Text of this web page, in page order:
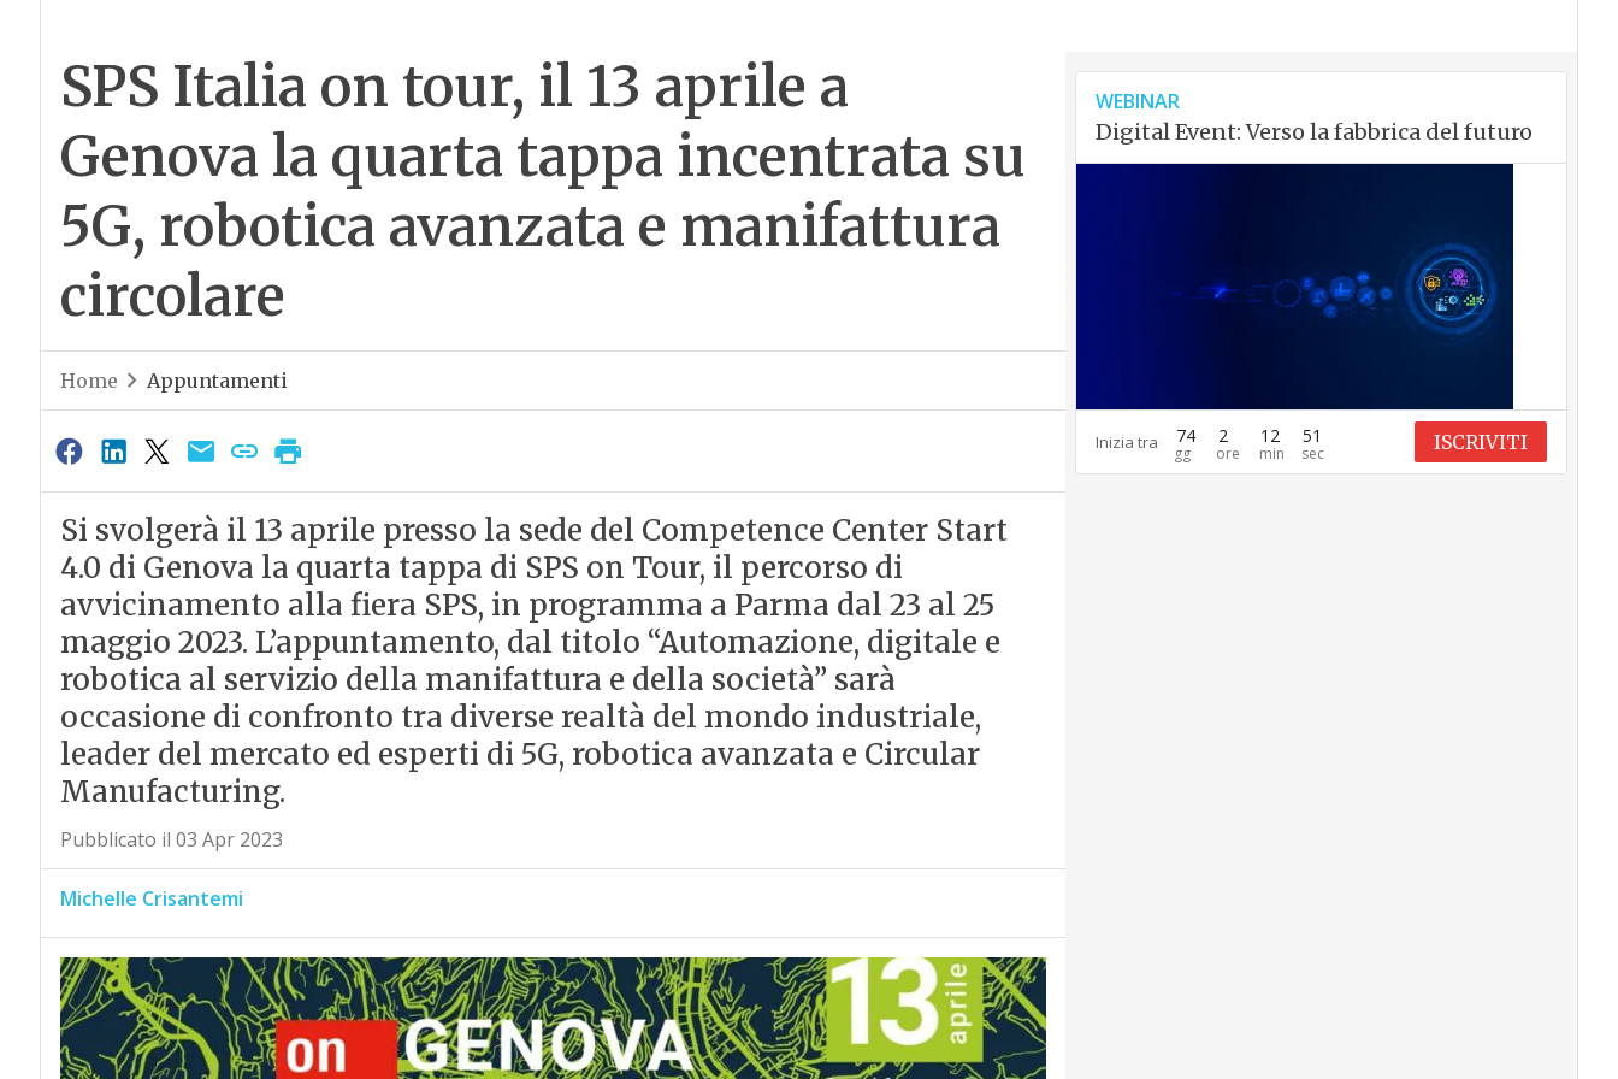
SPS Italia on tour, il 13 aprile a
Genova la quarta tappa incentrata su
5G, robotica avanzata e manifattura
circolare
Home Appuntamenti
Si svolgerà il 13 aprile presso la sede del Competence Center Start
4.0 di Genova la quarta tappa di SPS on Tour, il percorso di
avvicinamento alla fiera SPS, in programma a Parma dal 23 al 25
maggio 2023. L’appuntamento, dal titolo “Automazione, digitale e
robotica al servizio della manifattura e della società” sarà
occasione di confronto tra diverse realtà del mondo industriale,
leader del mercato ed esperti di 5G, robotica avanzata e Circular
Manufacturing.
Pubblicato il 03 Apr 2023
Michelle Crisantemi
WEBINAR
Digital Event: Verso la fabbrica del futuro
Inizia tra 74 2 12 50 ISCRIVITI